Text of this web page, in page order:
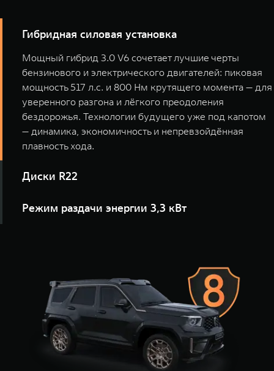
Гибридная силовая установка
Мощный гибрид 3.0 V6 сочетает лучшие черты
бензинового и электрического двигателей: пиковая
мощность 517 л.с. и 800 Нм крутящего момента — для
уверенного разгона и лёгкого преодоления
бездорожья. Технологии будущего уже под капотом
— динамика, экономичность и непревзойдённая
плавность хода.
Диски R22
Брутальный дизайн в сочетании с мощными 22-
демонстрацию превосходства и стиля.
Режим раздачи энергии 3,3 кВт
такой мощностью вы не зависите от обстоятельств —
только от своих планов.